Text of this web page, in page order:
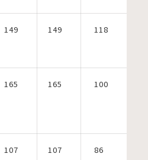
149 149 118
165 165 100
107 107 86